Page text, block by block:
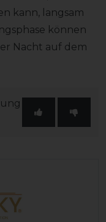
kann, langsam
können
Nacht auf dem